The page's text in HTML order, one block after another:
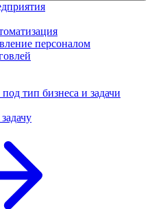
персоналом
тип бизнеса и задачи